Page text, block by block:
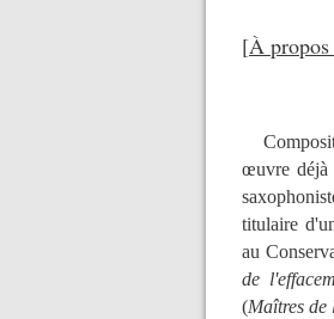
[À
œuvre déjà
titulaire
au
de
(Maîtres de